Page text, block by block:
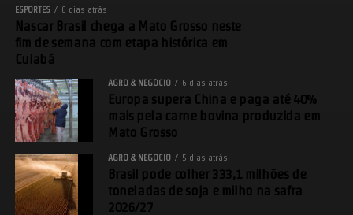
ESPORTES 6 dias atrás
Nascar Brasil chega a Mato Grosso neste
fim de semana com etapa histórica em
Cuiabá
AGRO & NEGÓCIO 6 dias atrás
Europa supera China e paga até 40%
mais pela carne bovina produzida em
Mato Grosso
AGRO & NEGÓCIO 5 dias atrás
Brasil pode colher 333,1 milhões de
toneladas de soja e milho na safra
2026/27